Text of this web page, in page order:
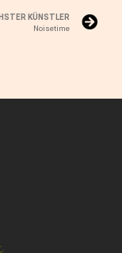
KÜNSTLER
Noisetime